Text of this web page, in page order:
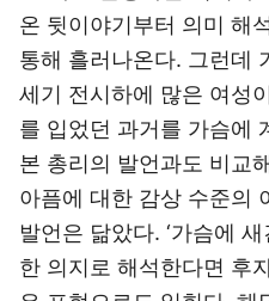
온 뒷이야기부터 의미 해
통해 흘러나온다. 그런데
세기 전시하에 많은 여성
를 입었던 과거를 가슴에
본 총리의 발언과도 비교
아픔에 대한 감상 수준의
발언은 닮았다. ‘가슴에
한 의지로 해석한다면 후